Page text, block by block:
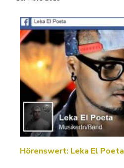
Hörenswert: Leka El Poeta